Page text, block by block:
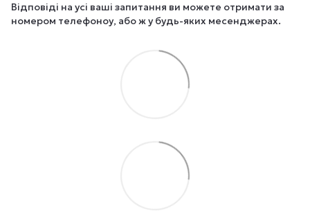
Відповіді на усі ваші запитання ви можете отримати за
номером телефоноу, або ж у будь-яких месенджерах.